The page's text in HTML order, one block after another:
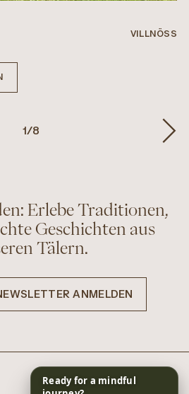
VILLNÖSS
1/8
Erlebe Traditionen,
Geschichten aus
Tälern.
ANMELDEN